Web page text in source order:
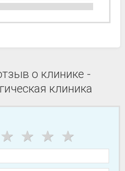
о клинике -
клиника